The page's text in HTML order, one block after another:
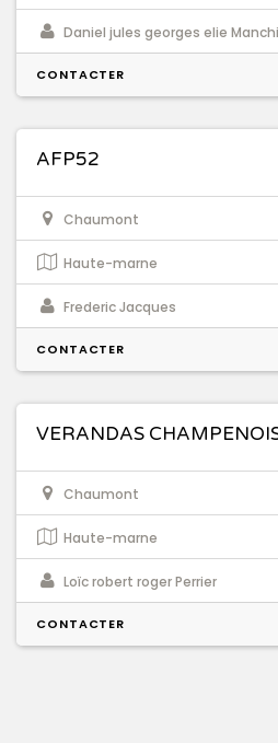
Daniel jules georges elie
CONTACTER
AFP52
Chaumont
Haute-marne
Frederic Jacques
CONTACTER
VERANDAS
Chaumont
Haute-marne
Loïc robert roger Perrier
CONTACTER